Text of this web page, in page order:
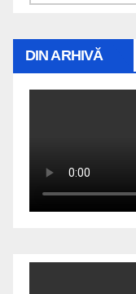
DIN ARHIVĂ